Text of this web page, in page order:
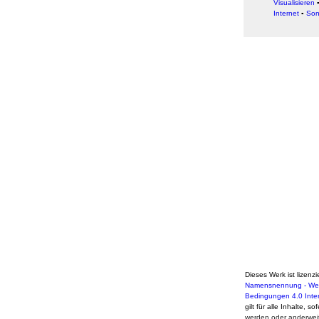
Visualisieren
Internet ▪
Dieses Werk ist
Namensnennung -
Bedingungen 4.0
gilt für alle Inhalte,
werden oder